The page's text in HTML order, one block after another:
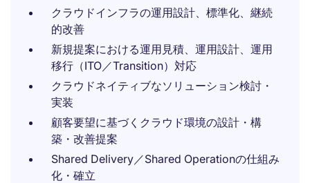
クラウドインフラの運用設計、標準化、継続
的改善
新規提案における運用見積、運用設計、運用
移行（ITO／Transition）対応
クラウドネイティブなソリューション検討・
実装
顧客要望に基づくクラウド環境の設計・構
築・改善提案
Shared Delivery／Shared Operationの仕組み
化・確立